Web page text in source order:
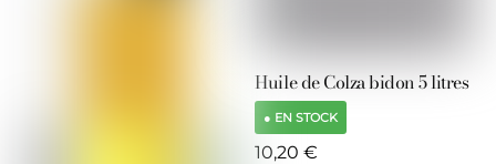
Huile de Colza bidon 5 litres
● EN STOCK
10,20€